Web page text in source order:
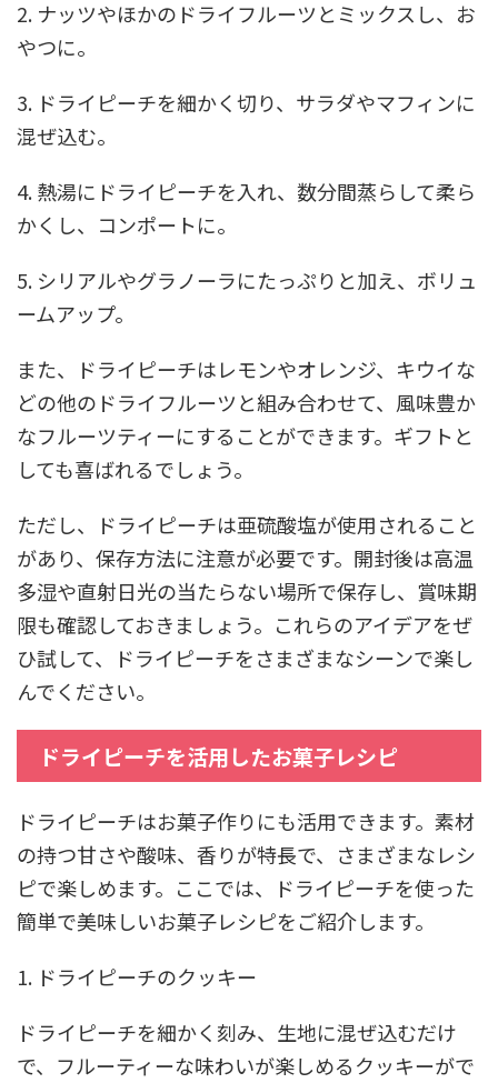
2. ナッツやほかのドライフルーツとミックスし、お
やつに。
3. ドライピーチを細かく切り、サラダやマフィンに
混ぜ込む。
4. 熱湯にドライピーチを入れ、数分間蒸らして柔ら
かくし、コンポートに。
5. シリアルやグラノーラにたっぷりと加え、ボリュ
ームアップ。
また、ドライピーチはレモンやオレンジ、キウイな
どの他のドライフルーツと組み合わせて、風味豊か
なフルーツティーにすることができます。ギフトと
しても喜ばれるでしょう。
ただし、ドライピーチは亜硫酸塩が使用されること
があり、保存方法に注意が必要です。開封後は高温
多湿や直射日光の当たらない場所で保存し、賞味期
限も確認しておきましょう。これらのアイデアをぜ
ひ試して、ドライピーチをさまざまなシーンで楽し
んでください。
ドライピーチを活用したお菓子レシピ
ドライピーチはお菓子作りにも活用できます。素材
の持つ甘さや酸味、香りが特長で、さまざまなレシ
ピで楽しめます。ここでは、ドライピーチを使った
簡単で美味しいお菓子レシピをご紹介します。
1. ドライピーチのクッキー
ドライピーチを細かく刻み、生地に混ぜ込むだけ
で、フルーティーな味わいが楽しめるクッキーがで